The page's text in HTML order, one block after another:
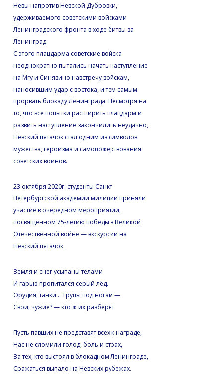
Невы напротив Невской Дубровки,
удерживаемого советскими войсками
Ленинградского фронта в ходе битвы за
Ленинград.
С этого плацдарма советские войска
неоднократно пытались начать наступление
на Мгу и Синявино навстречу войскам,
наносившим удар с востока, и тем самым
прорвать блокаду Ленинграда. Несмотря на
то, что все попытки расширить плацдарм и
развить наступление закончились неудачно,
Невский пятачок стал одним из символов
мужества, героизма и самопожертвования
советских воинов.
23 октября 2020г. студенты Санкт-
Петербургской академии милиции приняли
участие в очередном мероприятии,
посвященном 75-летию победы в Великой
Отечественной войне — экскурсии на
Невский пятачок.
Земля и снег усыпаны телами
И гарью пропитался серый лёд.
Орудия, танки… Трупы под ногам —
Свои, чужие? — кто ж их разберёт.
Пусть павших не представят всех к награде,
Нас не сломили голод, боль и страх,
За тех, кто выстоял в блокадном Ленинграде,
Сражаться выпало на Невских рубежах.